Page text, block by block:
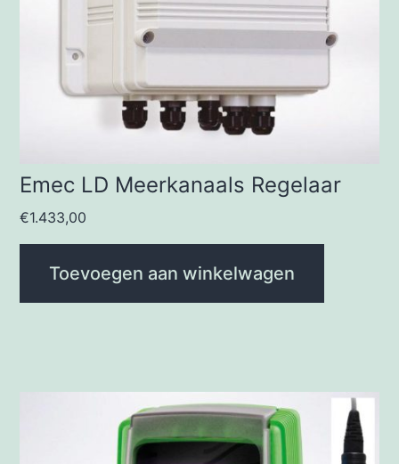
Emec LD Meerkanaals Regelaar
€1.433,00
Toevoegen aan winkelwagen